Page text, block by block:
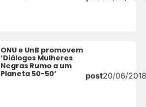
ONU e UnB promovem
‘Diálogos Mulheres
Negras Rumo a um
Planeta 50-50’
post20/06/